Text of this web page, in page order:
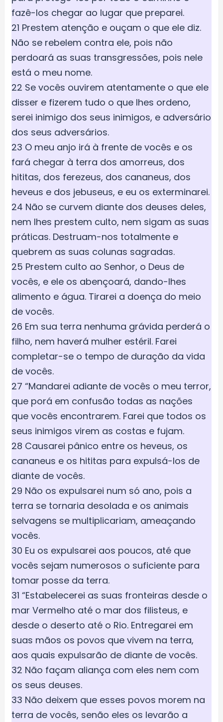
fazê-los chegar ao lugar que preparei.
21 Prestem atenção e ouçam o que ele diz.
Não se rebelem contra ele, pois não
perdoará as suas transgressões, pois nele
está o meu nome.
22 Se vocês ouvirem atentamente o que ele
disser e fizerem tudo o que lhes ordeno,
serei inimigo dos seus inimigos, e adversário
dos seus adversários.
23 O meu anjo irá à frente de vocês e os
fará chegar à terra dos amorreus, dos
hititas, dos ferezeus, dos cananeus, dos
heveus e dos jebuseus, e eu os exterminarei.
24 Não se curvem diante dos deuses deles,
nem lhes prestem culto, nem sigam as suas
práticas. Destruam-nos totalmente e
quebrem as suas colunas sagradas.
25 Prestem culto ao Senhor, o Deus de
vocês, e ele os abençoará, dando-lhes
alimento e água. Tirarei a doença do meio
de vocês.
26 Em sua terra nenhuma grávida perderá o
filho, nem haverá mulher estéril. Farei
completar-se o tempo de duração da vida
de vocês.
27 “Mandarei adiante de vocês o meu terror,
que porá em confusão todas as nações
que vocês encontrarem. Farei que todos os
seus inimigos virem as costas e fujam.
28 Causarei pânico entre os heveus, os
cananeus e os hititas para expulsá-los de
diante de vocês.
29 Não os expulsarei num só ano, pois a
terra se tornaria desolada e os animais
selvagens se multiplicariam, ameaçando
vocês.
30 Eu os expulsarei aos poucos, até que
vocês sejam numerosos o suficiente para
tomar posse da terra.
31 “Estabelecerei as suas fronteiras desde o
mar Vermelho até o mar dos filisteus, e
desde o deserto até o Rio. Entregarei em
suas mãos os povos que vivem na terra,
aos quais expulsarão de diante de vocês.
32 Não façam aliança com eles nem com
os seus deuses.
33 Não deixem que esses povos morem na
terra de vocês, senão eles os levarão a